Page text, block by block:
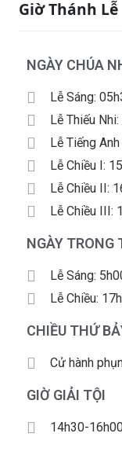
Giờ Thánh Lễ
NGÀY CHÚA
Lễ Sáng:
Lễ Thiếu
Lễ Tiếng
Lễ Chiều I:
Lễ Chiều II:
Lễ Chiều III:
NGÀY TRONG
Lễ Sáng:
Lễ Chiều:
CHIỀU THỨ
Cử hành
GIỜ GIẢI TỘI
14h30-